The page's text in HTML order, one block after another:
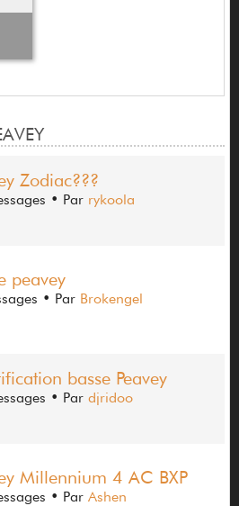
Zodiac???
• Par rykoola
peavey
• Par Brokengel
basse Peavey
• Par djridoo
Millennium 4 AC BXP
• Par Ashen